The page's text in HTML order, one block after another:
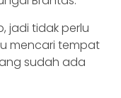
jadi tidak perlu
mencari tempat
sudah ada